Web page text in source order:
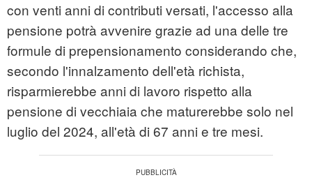
con venti anni di contributi versati, l'accesso alla
pensione potrà avvenire grazie ad una delle tre
formule di prepensionamento considerando che,
secondo l'innalzamento dell'età richista,
risparmierebbe anni di lavoro rispetto alla
pensione di vecchiaia che maturerebbe solo nel
luglio del 2024, all'età di 67 anni e tre mesi.